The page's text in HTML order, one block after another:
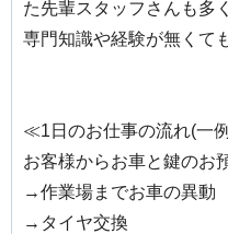
た先輩スタッフさんも多
専門知識や経験が無くて
≪1日のお仕事の流れ(一
お客様からお車と鍵のお
→作業場までお車の異動
→タイヤ交換